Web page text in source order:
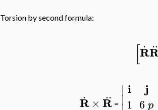
Torsion by second formula:
[R
. ..
R
. × R
..
=
∣
∣
i
1
j
6 p